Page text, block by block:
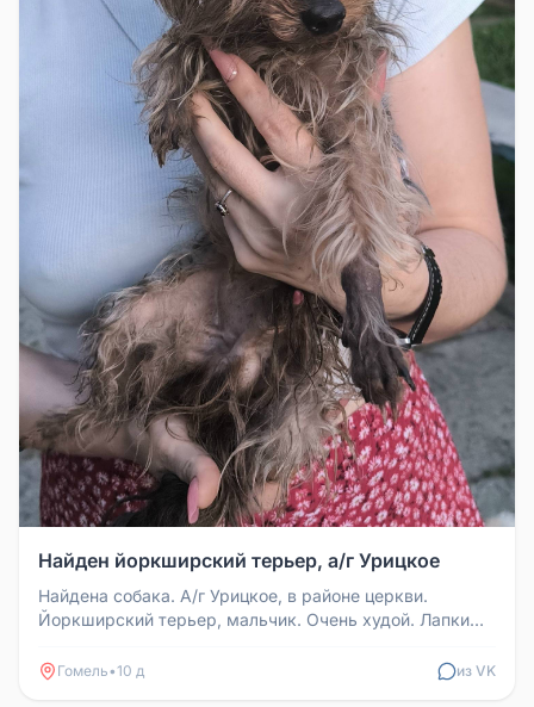
Найден йоркширский терьер, а/г Урицкое
Найдена собака. А/г Урицкое, в районе церкви.
Йоркширский терьер, мальчик. Очень худой. Лапки
Гомель•10 д из VK